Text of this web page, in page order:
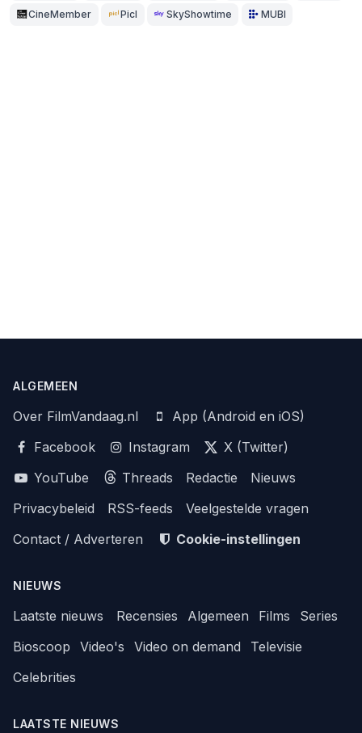
CineMember Picl SkyShowtime MUBI
ALGEMEEN
Over FilmVandaag.nl
App (Android en iOS)
Facebook
Instagram
X (Twitter)
YouTube
Threads Redactie
Nieuws
Privacybeleid
RSS-feeds
Veelgestelde vragen
Contact / Adverteren
Cookie-instellingen
NIEUWS
Laatste nieuws Recensies Algemeen Films
Series
Bioscoop
Video's Video on demand
Televisie
Celebrities
LAATSTE NIEUWS